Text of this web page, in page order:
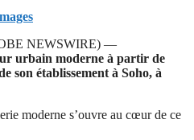
NEWSWIRE) —
urbain moderne à partir de
son établissement à Soho, à
moderne s’ouvre au cœur de ce